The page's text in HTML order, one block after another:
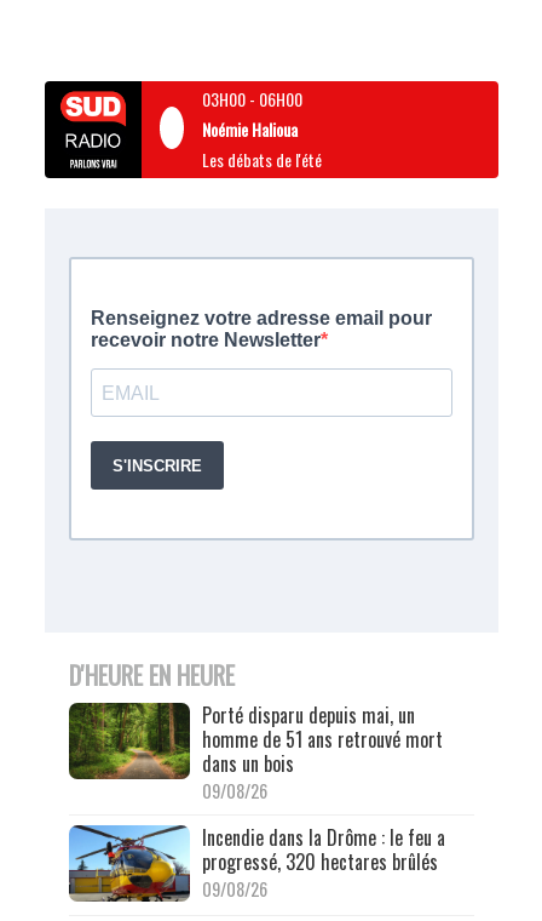
03H00- 06H00
Noémie Halioua
Les débats de l'été
D'HEURE EN HEURE
Porté disparu depuis mai, un
homme de 51 ans retrouvé mort
dans un bois
09/08/26
Incendie dans la Drôme : le feu a
progressé, 320 hectares brûlés
09/08/26